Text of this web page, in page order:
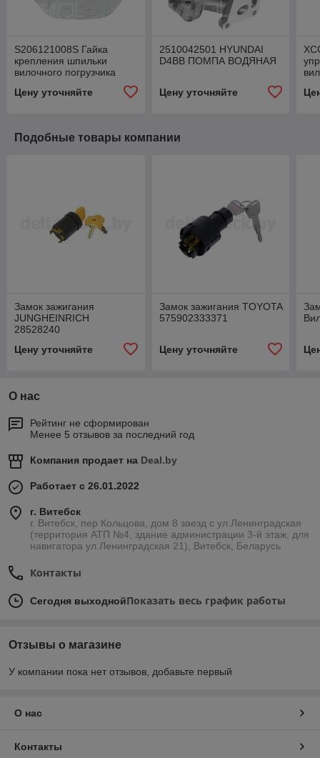
S206121008S Гайка
крепления шпильки
вилочного погрузчика
Цену уточняйте
2510042501 HYUNDAI
D4BB ПОМПА ВОДЯНАЯ
Цену уточняйте
Подобные товары компании
Замок зажигания
JUNGHEINRICH
28528240
Цену уточняйте
Замок зажигания TOYOTA
575902333371
Цену уточняйте
О нас
Рейтинг не сформирован
Менее 5 отзывов за последний год
Компания продает на Deal.by
Работает с 26.01.2022
г. Витебск
г. Витебск, пер Кольцова, дом 8 заезд с ул.Ленинградская
(территория АТП №4, здание администрации 3-й этаж, для
навигатора ул.Ленинградская 21), Витебск, Беларусь
Контакты
Сегодня выходнойПоказать весь график работы
Отзывы о магазине
У компании пока нет отзывов, добавьте первый
О нас
Контакты